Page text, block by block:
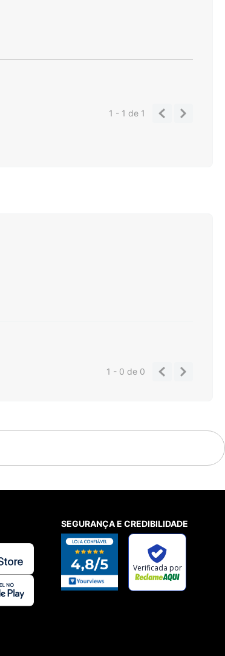
1 - 1de 1
1 - 0de 0
SEGURANÇA E CREDIBILIDADE